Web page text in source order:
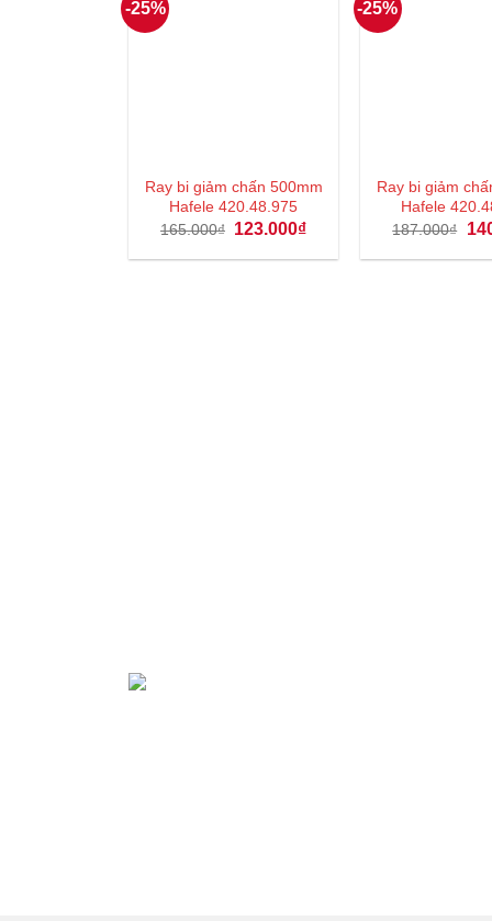
-25%
Ray bi giảm chấn 500mm
Hafele 420.48.975
165.000₫ Giá
là:
123.000₫Giá
tại
-25%
Ray bi giảm
Hafele
187.000₫
Giá
là: